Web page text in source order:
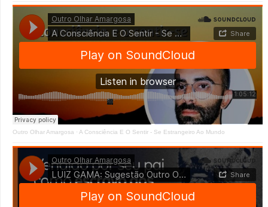
Outro Olhar Amargosa · A Consciência E O Sentir - Se Estrangeiro Ao Mundo